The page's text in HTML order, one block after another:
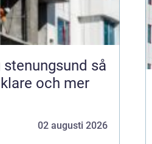
så
och mer
02 augusti 2026